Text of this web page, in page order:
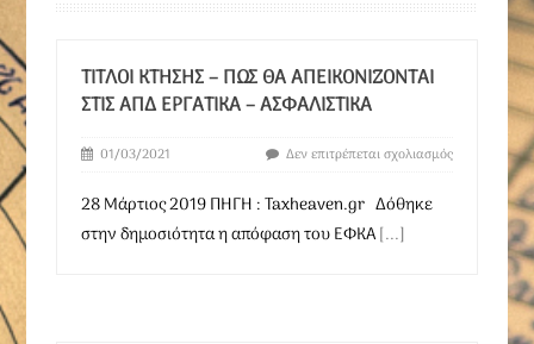
ΤΊΤΛΟΙ ΚΤΉΣΗΣ – ΠΩΣ ΘΑ ΑΠΕΙΚΟΝΊΖΟΝΤΑΙ
ΣΤΙΣ ΑΠΔ ΕΡΓΑΤΙΚΆ – ΑΣΦΑΛΙΣΤΙΚΆ
01/03/2021 Δεν επιτρέπεται σχολιασμός
28 Μάρτιος 2019 ΠΗΓΗ : Taxheaven.gr Δόθηκε
στην δημοσιότητα η απόφαση του ΕΦΚΑ[...]